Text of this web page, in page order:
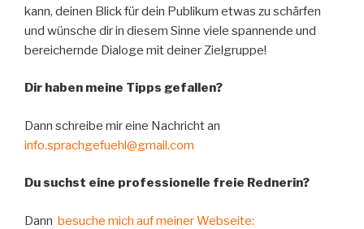
kann, deinen Blick für dein Publikum etwas zu schärfen
und wünsche dir in diesem Sinne viele spannende und
bereichernde Dialoge mit deiner Zielgruppe!
Dir haben meine Tipps gefallen?
Dann schreibe mir eine Nachricht an
info.sprachgefuehl@gmail.com
Du suchst eine professionelle freie Rednerin?
Dann besuche mich auf meiner Webseite: